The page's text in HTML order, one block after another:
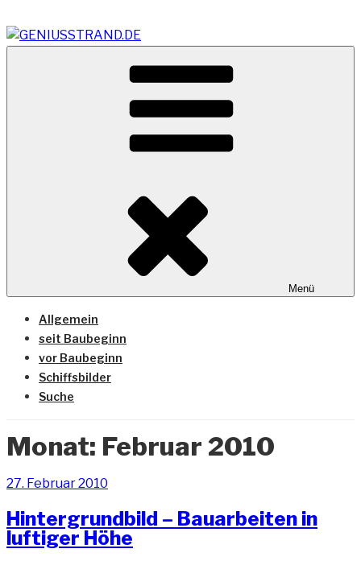
Inhalt
springen
GENIUSSTRAND.DE
Vom Geniusstrand zum JadeWeserPort/Container
Terminal Wilhelmshaven
Menü
Allgemein
seit Baubeginn
vor Baubeginn
Schiffsbilder
Suche
Monat: Februar 2010
Veröffentlicht
27. Februar 2010
Hintergrundbild – Bauarbeiten in
luftiger Höhe